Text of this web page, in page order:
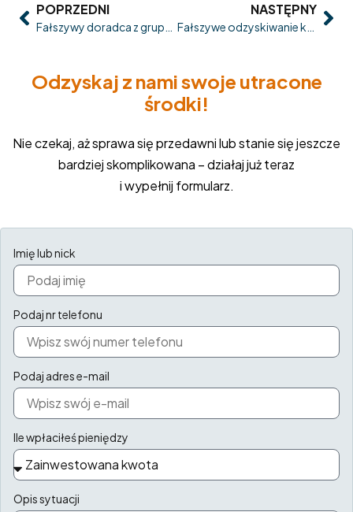
POPRZEDNI NASTĘPNY
Odzyskaj z nami swoje utracone
środki!
Nie czekaj, aż sprawa się przedawni lub stanie się jeszcze
bardziej skomplikowana – działaj już teraz
i wypełnij formularz.
Imię lub nick
Podaj nr telefonu
Podaj adres e-mail
Ile wpłaciłeś pieniędzy
Opis sytuacji